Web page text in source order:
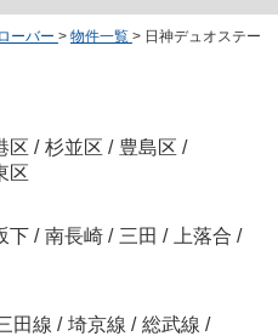
ーバー > 物件一覧 > 日神デュオステー
区 / 杉並区 / 豊島区 /
区
下 / 南長崎 / 三田 / 上落合 /
田線 / 埼京線 / 総武線 /